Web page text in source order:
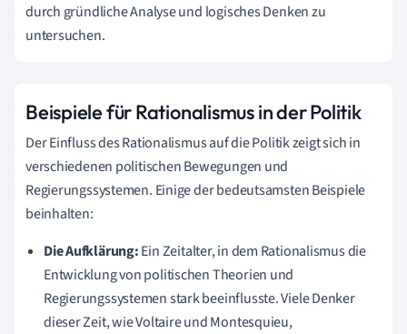
durch gründliche Analyse und logisches Denken zu
untersuchen.
Beispiele für Rationalismus in der Politik
Der Einfluss des Rationalismus auf die Politik zeigt sich in
verschiedenen politischen Bewegungen und
Regierungssystemen. Einige der bedeutsamsten Beispiele
beinhalten:
Die Aufklärung:Ein Zeitalter, in dem Rationalismus die
Entwicklung von politischen Theorien und
Regierungssystemen stark beeinflusste. Viele Denker
dieser Zeit, wie Voltaire und Montesquieu,